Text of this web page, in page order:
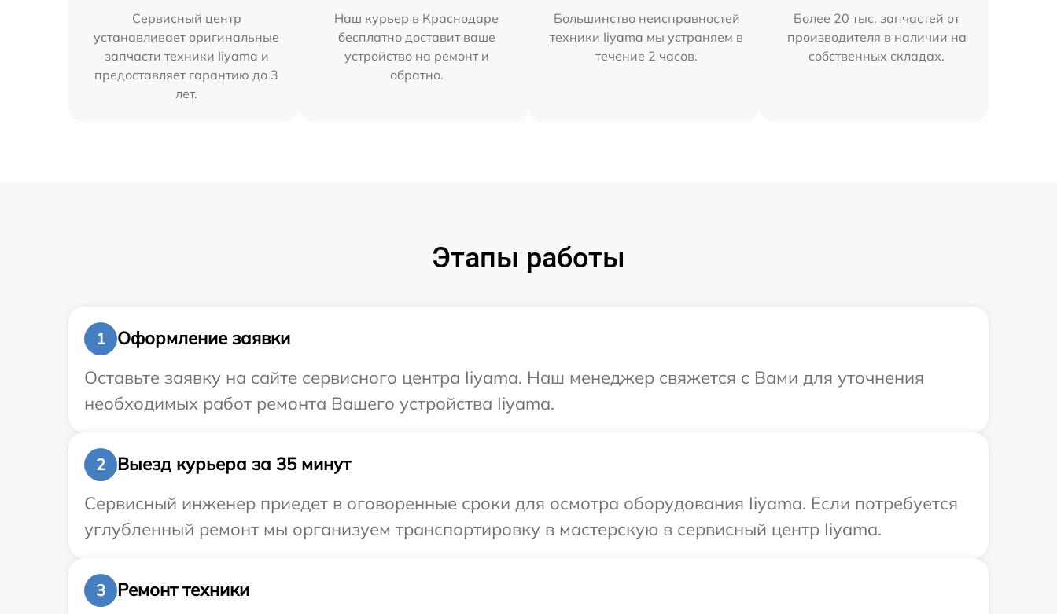
Сервисный центр
устанавливает оригинальные
запчасти техники Iiyama и
предоставляет гарантию до 3
лет.
Наш курьер в Краснодаре
бесплатно доставит ваше
устройство на ремонт и
обратно.
Большинство неисправностей
техники Iiyama мы устраняем в
течение 2 часов.
Более 20 тыс. запчастей от
производителя в наличии на
собственных складах.
Этапы работы
1
Оформление заявки
Оставьте заявку на сайте сервисного центра Iiyama. Наш менеджер свяжется с Вами для уточнения
необходимых работ ремонта Вашего устройства Iiyama.
2
Выезд курьера за 35 минут
Сервисный инженер приедет в оговоренные сроки для осмотра оборудования Iiyama. Если потребуется
углубленный ремонт мы организуем транспортировку в мастерскую в сервисный центр Iiyama.
3
Ремонт техники